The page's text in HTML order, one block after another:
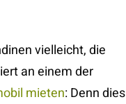
vielleicht, die
an einem der
mieten: Denn dies